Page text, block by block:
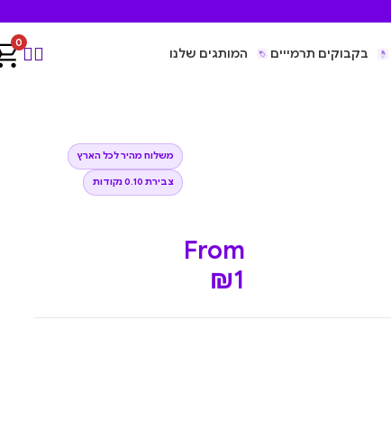
בקבוקים תרמייים המותגים שלנו
0
From
₪1
משלוח מהיר לכל הארץ
צבירת 0.10 נקודות